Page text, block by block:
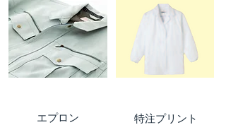
​エプロン ​特注プリント